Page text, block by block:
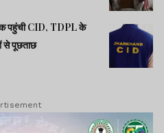
तक पहुंची CID, TDPL के
से पूछताछ